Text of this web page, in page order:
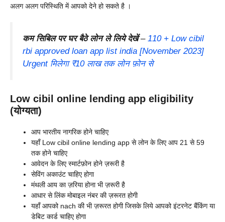
अलग अलग परिस्थिति में आपको देने हो सकते है ।
कम सिबिल पर घर बैठे लोन ले लिये देखें– 110 + Low cibil
rbi approved loan app list india [November 2023]
Urgent मिलेगा ₹10 लाख तक लोन फ़ोन से
Low cibil online lending app eligibility
(योग्यता)
आप भारतीय नागरिक होने चाहिए
यहाँ Low cibil online lending app से लोन के लिए आप 21 से 59
तक होने चाहिए
आवेदन के लिए स्मार्टफ़ोन होने ज़रूरी है
सेविंग अकाउंट चाहिए होगा
मंथली आय का ज़रिया होना भी ज़रूरी है
आधार से लिंक मोबाइल नंबर की ज़रूरत होगी
यहाँ आपको nach की भी ज़रूरत होगी जिसके लिये आपको इंटरनेट बैंकिंग या
डेबिट कार्ड चाहिए होगा